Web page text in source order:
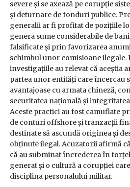
severe și se axează pe corupție
și deturnare de fonduri publice.
generalii ar fi profitat de pozițiile
genera sume considerabile de
falsificate și prin favorizarea
schimbul unor comisioane ilegale.
investigațiile au relevat că aceștia
partea unor entități care încercau
avantajoase cu armata chineză,
securitatea națională și
Aceste practici au fost camuflate
de conturi offshore și tranzacții
destinate să ascundă originea și
obținute ilegal. Acuzatorii afirmă
că au subminat încrederea în
generat și o cultură a corupției
disciplina personalului militar.